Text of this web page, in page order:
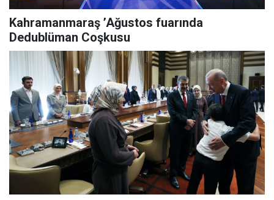
Kahramanmaraş ’Ağustos fuarında
Dedublüman Coşkusu